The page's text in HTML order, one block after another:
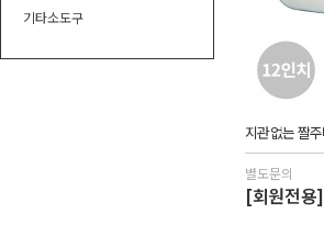
기타소도구
별도문의
[회원전용]